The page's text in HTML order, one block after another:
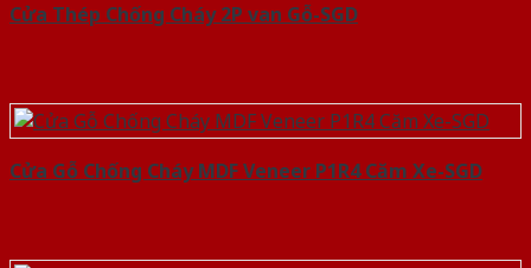
Cửa Thép Chống Cháy 2P van Gỗ-SGD
Cửa Gỗ Chống Cháy MDF Veneer P1R4 Căm Xe-SGD